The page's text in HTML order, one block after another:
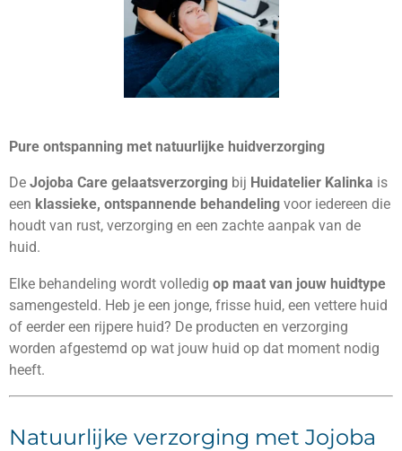
Pure ontspanning met natuurlijke huidverzorging
De Jojoba Care gelaatsverzorging bij Huidatelier Kalinka is
een klassieke, ontspannende behandeling voor iedereen die
houdt van rust, verzorging en een zachte aanpak van de
huid.
Elke behandeling wordt volledig op maat van jouw huidtype
samengesteld. Heb je een jonge, frisse huid, een vettere huid
of eerder een rijpere huid? De producten en verzorging
worden afgestemd op wat jouw huid op dat moment nodig
heeft.
Natuurlijke verzorging met Jojoba